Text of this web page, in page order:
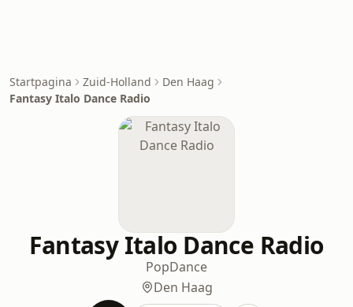
Startpagina Zuid-Holland
Den Haag
Fantasy Italo Dance Radio
Fantasy Italo Dance Radio
PopDance
Den Haag